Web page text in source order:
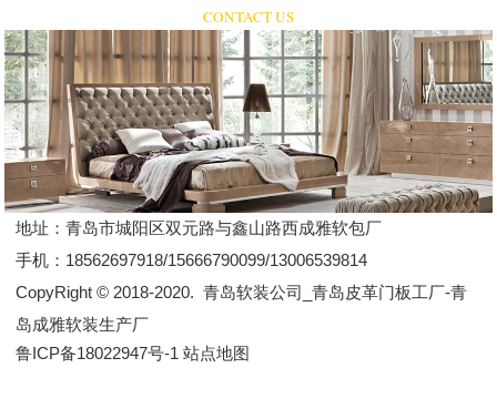
CONTACT US
地址：青岛市城阳区双元路与鑫山路西成雅软包厂
手机： 18562697918/15666790099/13006539814
CopyRight © 2018-2020.青岛软装公司_青岛皮革门板工厂-青
岛成雅软装生产厂
鲁ICP备18022947号-1 站点地图